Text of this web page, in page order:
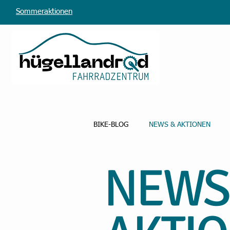
Sommeraktionen
BIKE-BLOG NEWS & AKTIONEN